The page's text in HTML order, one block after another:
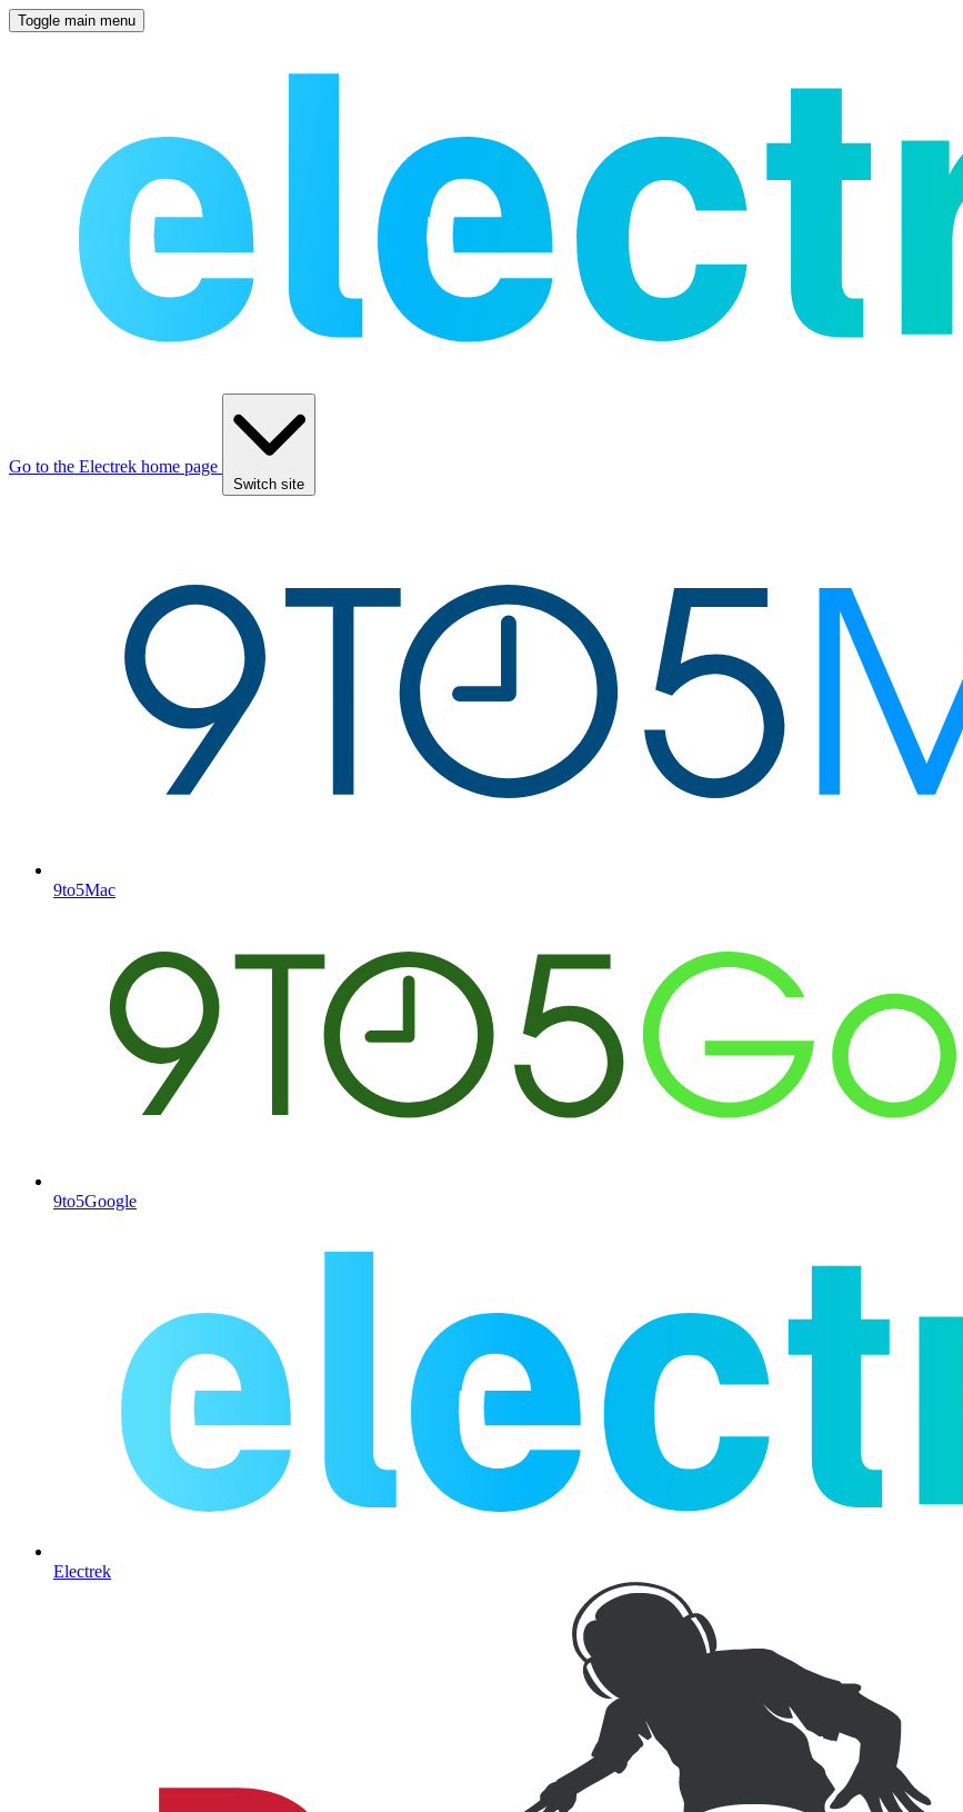
Toggle main menu
Go to the Electrek home page
Switch site
9to5Mac
9to5Google
Electrek